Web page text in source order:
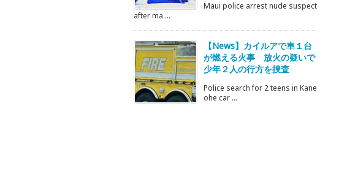
Maui police arrest nude suspect
after ma ...
【News】カイルアで車１台
が燃える火事 放火の疑いで
少年２人の行方を捜査
Police search for 2 teens in Kane
ohe car ...